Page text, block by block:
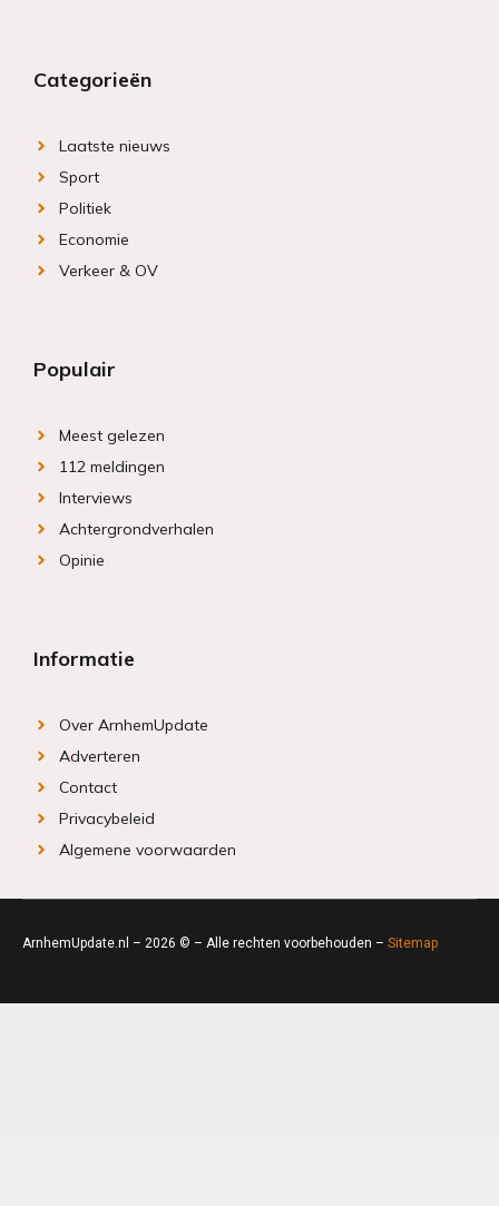
Categorieën
Laatste nieuws
Sport
Politiek
Economie
Verkeer & OV
Populair
Meest gelezen
112 meldingen
Interviews
Achtergrondverhalen
Opinie
Informatie
Over ArnhemUpdate
Adverteren
Contact
Privacybeleid
Algemene voorwaarden
ArnhemUpdate.nl – 2026 © – Alle rechten voorbehouden – Sitemap